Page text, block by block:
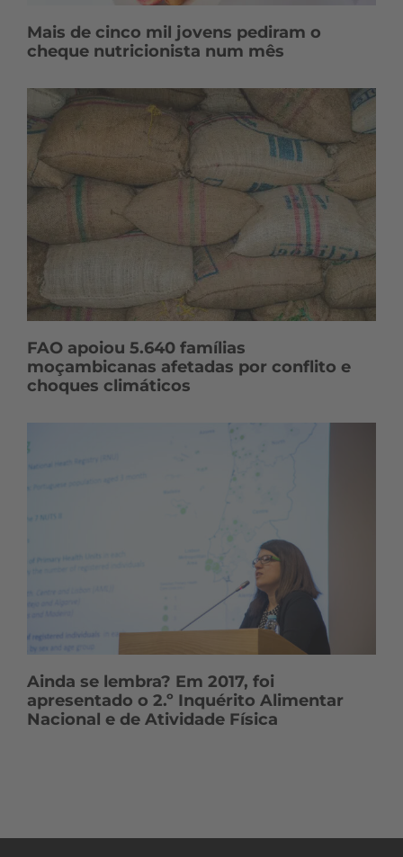
Mais de cinco mil jovens pediram o
cheque nutricionista num mês
FAO apoiou 5.640 famílias
moçambicanas afetadas por conflito e
choques climáticos
Ainda se lembra? Em 2017, foi
apresentado o 2.º Inquérito Alimentar
Nacional e de Atividade Física